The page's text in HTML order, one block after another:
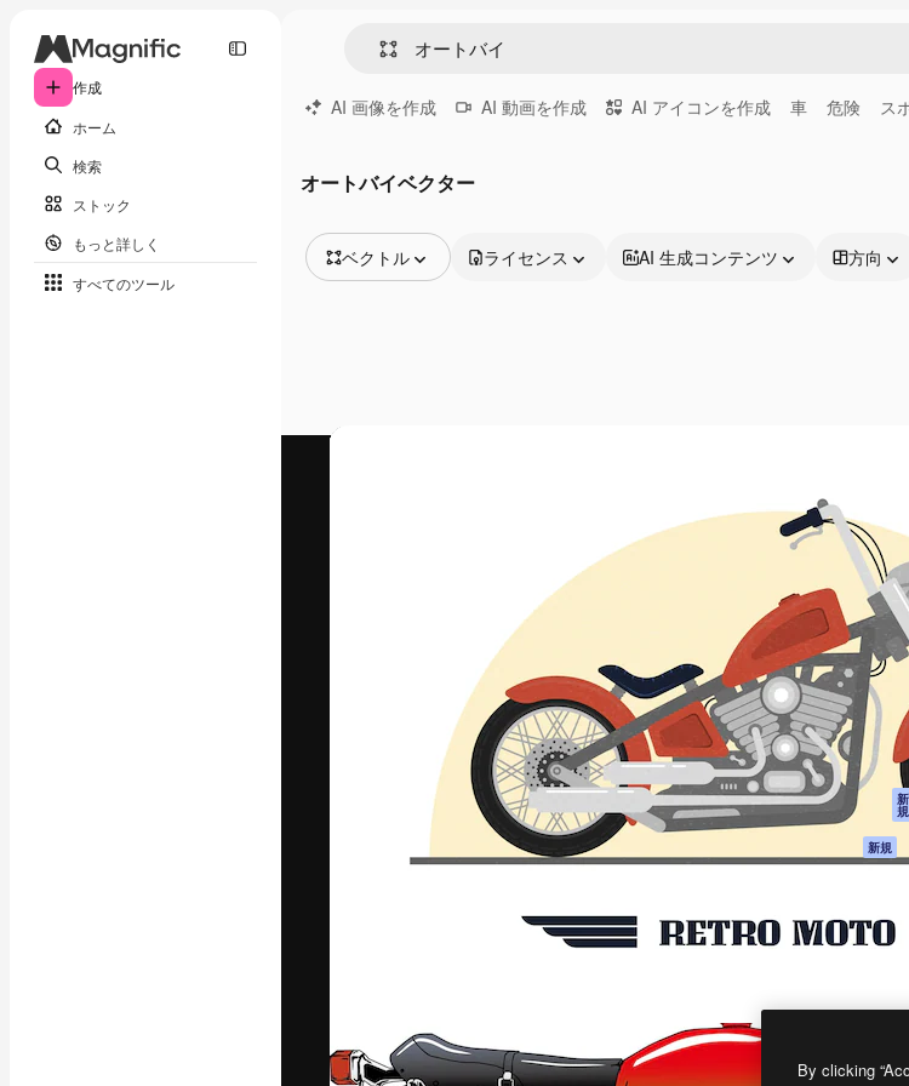
作成
ホーム
検索
ストック
もっと詳しく
すべてのツール
AI 画像を作成 AI 動画を作成 AI アイコンを作成 車 危険 ス
オートバイベクター
ベクトル
動画
ライセンス AI 生成コンテンツ 方向
最高のクリエイティブ制作を導くためのプラ
ットフォーム。クリエイター、企業、代理
店、スタジオを含む100万人以上が利用して
います。
日本語
製品
Spaces
AI アシスタント
AI 画像生成ツール
AI 動画生成ツール
AI 音声合成ツール
ストックコンテン
ツ
Claude/ChatGPT
向けMCP
新
規
新規
すべてのMagnificツ
Copyright © 2010- Freepik Company S.L.U.無断複写・転載を禁じます
By clicking